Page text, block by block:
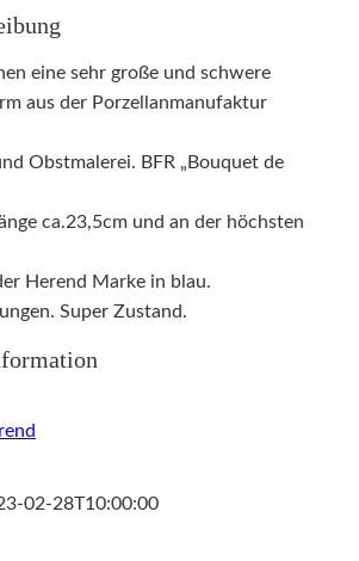
eine sehr große und schwere
aus der Porzellanmanufaktur
Obstmalerei. BFR „Bouquet de
ca.23,5cm und an der höchsten
Herend Marke in blau.
Super Zustand.
02-28T10:00:00